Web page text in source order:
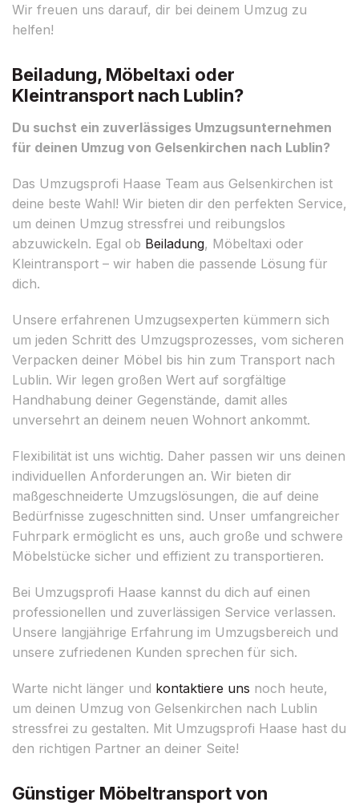
Wir freuen uns darauf, dir bei deinem Umzug zu
helfen!
Beiladung, Möbeltaxi oder
Kleintransport nach Lublin?
Du suchst ein zuverlässiges Umzugsunternehmen
für deinen Umzug von Gelsenkirchen nach Lublin?
Das Umzugsprofi Haase Team aus Gelsenkirchen ist
deine beste Wahl! Wir bieten dir den perfekten Service,
um deinen Umzug stressfrei und reibungslos
abzuwickeln. Egal ob Beiladung, Möbeltaxi oder
Kleintransport – wir haben die passende Lösung für
dich.
Unsere erfahrenen Umzugsexperten kümmern sich
um jeden Schritt des Umzugsprozesses, vom sicheren
Verpacken deiner Möbel bis hin zum Transport nach
Lublin. Wir legen großen Wert auf sorgfältige
Handhabung deiner Gegenstände, damit alles
unversehrt an deinem neuen Wohnort ankommt.
Flexibilität ist uns wichtig. Daher passen wir uns deinen
individuellen Anforderungen an. Wir bieten dir
maßgeschneiderte Umzugslösungen, die auf deine
Bedürfnisse zugeschnitten sind. Unser umfangreicher
Fuhrpark ermöglicht es uns, auch große und schwere
Möbelstücke sicher und effizient zu transportieren.
Bei Umzugsprofi Haase kannst du dich auf einen
professionellen und zuverlässigen Service verlassen.
Unsere langjährige Erfahrung im Umzugsbereich und
unsere zufriedenen Kunden sprechen für sich.
Warte nicht länger und kontaktiere uns noch heute,
um deinen Umzug von Gelsenkirchen nach Lublin
stressfrei zu gestalten. Mit Umzugsprofi Haase hast du
den richtigen Partner an deiner Seite!
Günstiger Möbeltransport von